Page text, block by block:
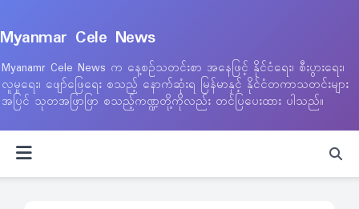
Myanmar Cele News
Myanamr Cele News က နေ့စဉ်သတင်းစာ အနေဖြင့် နိုင်ငံရေး၊ စီးပွားရေး၊
လူမှုရေး၊ ဖျော်ဖြေရေး စသည့် နောက်ဆုံးရ မြန်မာနှင့် နိုင်ငံတကာသတင်းများ
အပြင် သုတအဖြာဖြာ စသည့်ကဏ္ဍတို့ကိုလည်း တင်ပြပေးထား ပါသည်။